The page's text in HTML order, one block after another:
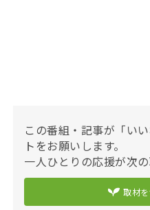
この番組・記事が「い
トをお願いします。
一人ひとりの応援が次
取材